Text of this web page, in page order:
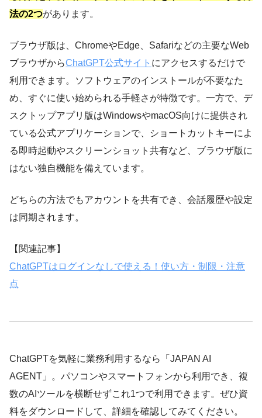
法の2つがあります。
ブラウザ版は、ChromeやEdge、Safariなどの主要なWeb
ブラウザからChatGPT公式サイト にアクセスするだけで
利用できます。ソフトウェアのインストールが不要なた
め、すぐに使い始められる手軽さが特徴です。一方で、デ
スクトップアプリ版はWindowsやmacOS向けに提供され
ている公式アプリケーションで、ショートカットキーによ
る即時起動やスクリーンショット共有など、ブラウザ版に
はない独自機能を備えています。
どちらの方法でもアカウントを共有でき、会話履歴や設定
は同期されます。
【関連記事】
ChatGPTはログインなしで使える！使い方・制限・注意
点
ChatGPTを気軽に業務利用するなら「JAPAN AI
AGENT」。パソコンやスマートフォンから利用でき、複
数のAIツールを横断せずこれ1つで利用できます。ぜひ資
料をダウンロードして、詳細を確認してみてください。